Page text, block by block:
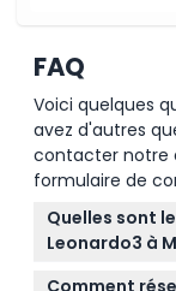
FAQ
Voici quelques
avez d'autres
contacter notre
formulaire de
Quelles sont
Leonardo3 à
Le Musée
Comment